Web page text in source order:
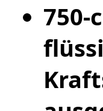
750-